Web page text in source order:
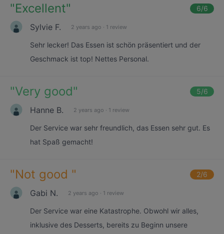
"Excellent" 6/6
Sylvie F. 2 years ago · 1 review
Sehr lecker! Das Essen ist schön präsentiert und der
Geschmack ist top! Nettes Personal.
"Very good" 5/6
Hanne B. 2 years ago · 1 review
Der Service war sehr freundlich, das Essen sehr gut. Es
hat Spaß gemacht!
"Not good " 2/6
Gabi N. 2 years ago · 1 review
Der Service war eine Katastrophe. Obwohl wir alles,
inklusive des Desserts, bereits zu Beginn unsere